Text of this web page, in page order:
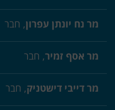
מר נח יונתן עפרון, חבר
מר אסף זמיר, חבר
מר דייבי דישטניק, חבר